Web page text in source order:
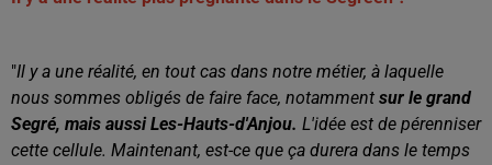
"Il y a une réalité, en tout cas dans notre métier, à laquelle
nous sommes obligés de faire face, notamment sur le grand
Segré, mais aussi Les-Hauts-d'Anjou. L'idée est de pérenniser
cette cellule. Maintenant, est-ce que ça durera dans le temps